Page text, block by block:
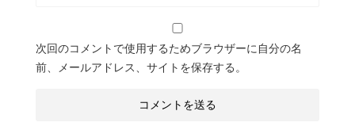
次回のコメントで使用するためブラウザーに自分の名
前、メールアドレス、サイトを保存する。